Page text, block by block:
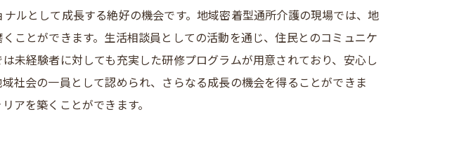
ルとして成長する絶好の機会です。地域密着型通所介護の現場では、地
ことができます。生活相談員としての活動を通じ、住民とのコミュニケ
未経験者に対しても充実した研修プログラムが用意されており、安心し
社会の一員として認められ、さらなる成長の機会を得ることができま
アを築くことができます。